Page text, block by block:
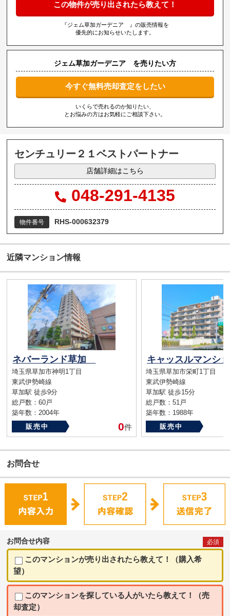
この物件が売り出されたら教えて！
『ジェム草加ガーデニア 』の販売情報を
優先的にお知らせいたします。
ジェム草加ガーデニア を売りたい方
今すぐ無料売却査定をしたい
いくらで売れるのか知りたい、
とお悩みの方はお気軽にご相談下さい。
センチュリー２１ベストパートナー
店舗詳細はこちら
048-291-4135
物件番号 RHS-000632379
近隣マンション情報
ネバーランド草加
埼玉県草加市神明1丁目
東武伊勢崎線
草加駅 徒歩9分
総戸数：60戸
築年数：2004年
販売中
0件
埼玉県草加市栄町1丁目
東武伊勢崎線
草加駅 徒歩15分
総戸数：51戸
築年数：1988年
販売中
お問合せ
お問合せ内容 必須
このマンションが売り出されたら教えて！（購入希
望）
このマンションを探している人がいたら教えて！（売
却査定）